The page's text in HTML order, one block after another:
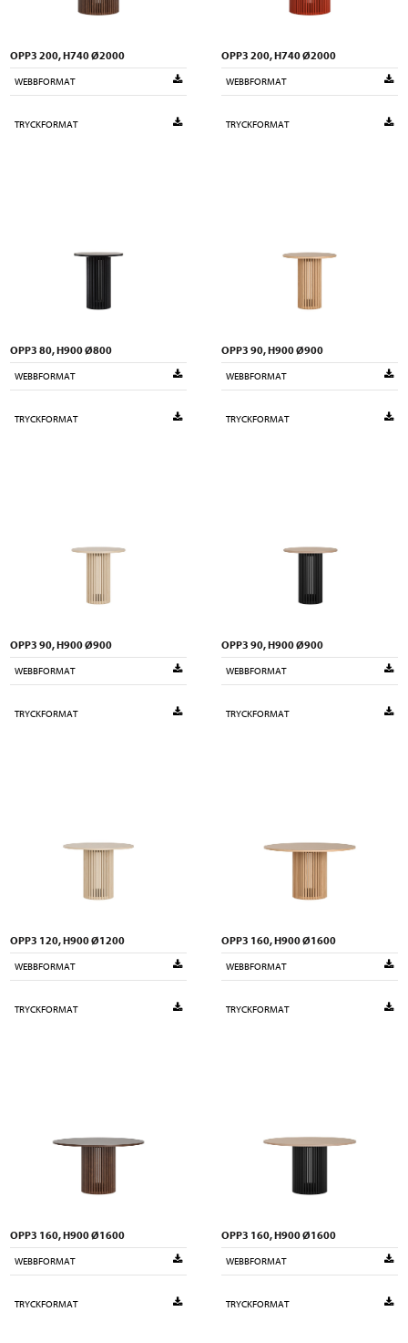
OPP3 200, H740 Ø2000
WEBBFORMAT
TRYCKFORMAT
OPP3 200, H740 Ø2000
WEBBFORMAT
TRYCKFORMAT
OPP3 80, H900 Ø800
WEBBFORMAT
TRYCKFORMAT
OPP3 90, H900 Ø900
WEBBFORMAT
TRYCKFORMAT
OPP3 90, H900 Ø900
WEBBFORMAT
TRYCKFORMAT
OPP3 90, H900 Ø900
WEBBFORMAT
TRYCKFORMAT
OPP3 120, H900 Ø1200
WEBBFORMAT
TRYCKFORMAT
OPP3 160, H900 Ø1600
WEBBFORMAT
TRYCKFORMAT
OPP3 160, H900 Ø1600
WEBBFORMAT
TRYCKFORMAT
OPP3 160, H900 Ø1600
WEBBFORMAT
TRYCKFORMAT